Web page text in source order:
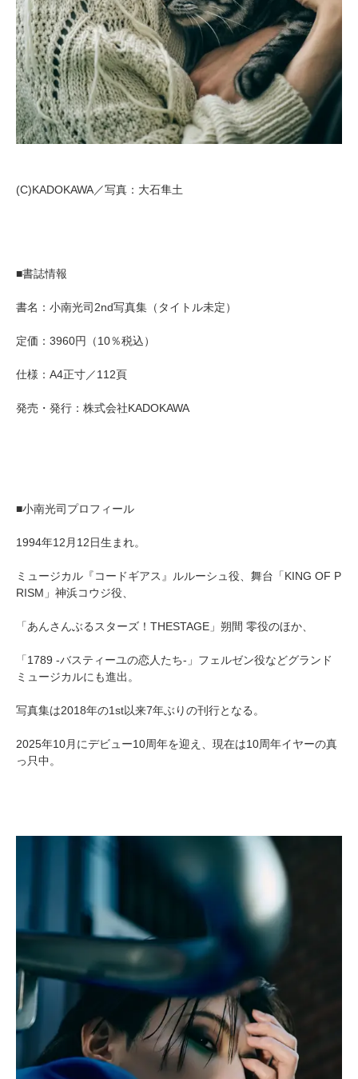
(C)KADOKAWA／写真：大石隼土
■書誌情報
書名：小南光司2nd写真集（タイトル未定）
定価：3960円（10％税込）
仕様：A4正寸／112頁
発売・発行：株式会社KADOKAWA
■小南光司プロフィール
1994年12月12日生まれ。
ミュージカル『コードギアス』ルルーシュ役、舞台「KING OF P
RISM」神浜コウジ役、
「あんさんぶるスターズ！THESTAGE」朔間 零役のほか、
「1789 -バスティーユの恋人たち-」フェルゼン役などグランド
ミュージカルにも進出。
写真集は2018年の1st以来7年ぶりの刊行となる。
2025年10月にデビュー10周年を迎え、現在は10周年イヤーの真
っ只中。